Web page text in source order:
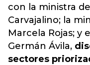
con la ministra
Carvajalino; la
Marcela Rojas; y
Germán Ávila,
sectores